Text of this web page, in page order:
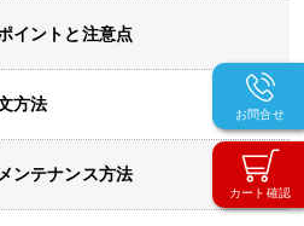
カート確認
お問合せ
イントと注意点
方法
ンテナンス方法